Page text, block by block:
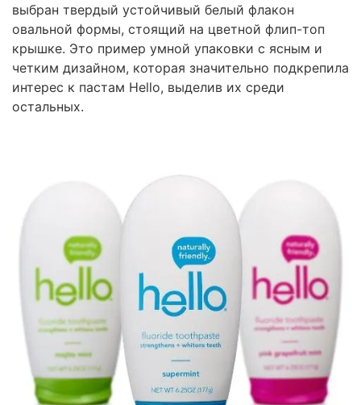
выбран твердый устойчивый белый флакон
овальной формы, стоящий на цветной флип-топ
крышке. Это пример умной упаковки с ясным и
четким дизайном, которая значительно подкрепила
интерес к пастам Hello, выделив их среди
остальных.